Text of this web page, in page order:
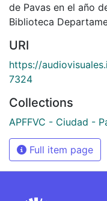
de Pavas en el año
Biblioteca
URI
https://
7324
Collections
APFFVC - Ciudad -
Full item page